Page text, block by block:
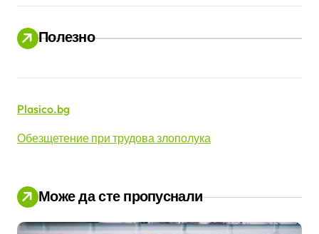
Полезно
Plasico.bg
Обезщетение при трудова злополука
Може да сте пропуснали